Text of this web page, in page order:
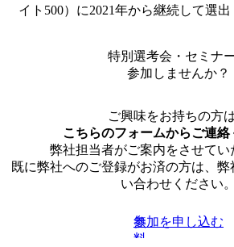
イト500）に2021年から継続して選出
特別選考会・セミナ
参加しませんか？
ご興味をお持ちの方は
こちらのフォームからご連絡
弊社担当者がご案内をさせてい
既に弊社へのご登録がお済の方は、
い合わせください。
無
料
参加を申し込む